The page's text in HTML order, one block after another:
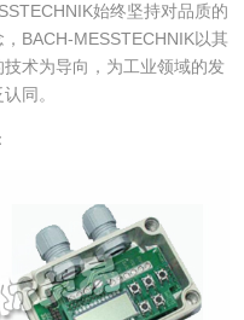
始终坚持对品质的
BACH-MESSTECHNIK以其
术为导向，为工业领域的发
同。